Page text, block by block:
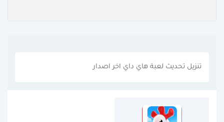
تنزيل تحديث لعبة هاي داي اخر اصدار